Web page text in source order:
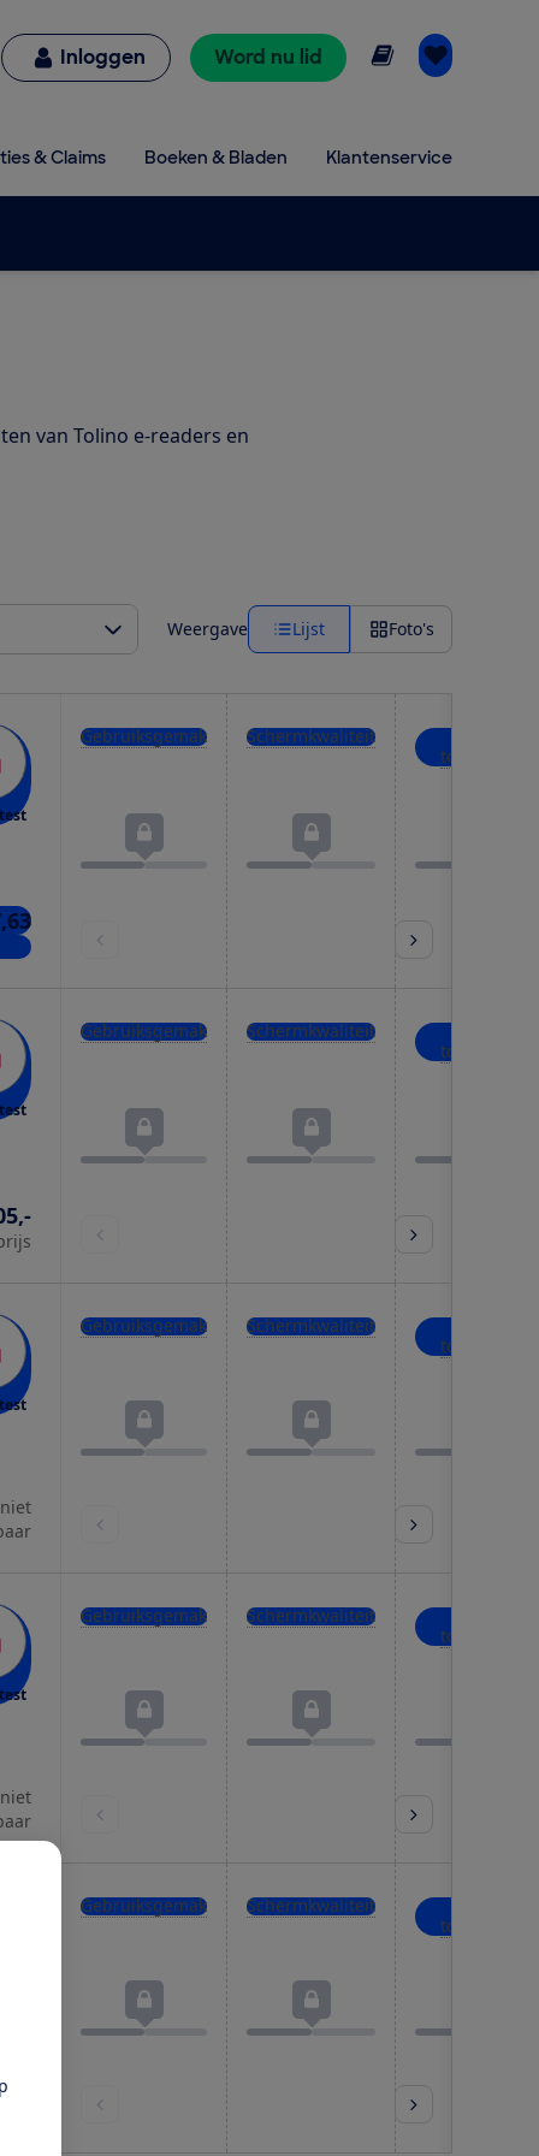
Inloggen Word nu lid Online lezen
& Claims Boeken & Bladen Klantenservice
van Tolino e-readers en
Weergave Lijst Foto's
Gebruiksgemak Schermkwaliteit
toevoegen
Gebruiksgemak Schermkwaliteit
toevoegen
Gebruiksgemak Schermkwaliteit
toevoegen
Gebruiksgemak Schermkwaliteit
toevoegen
Gebruiksgemak Schermkwaliteit
toevoegen